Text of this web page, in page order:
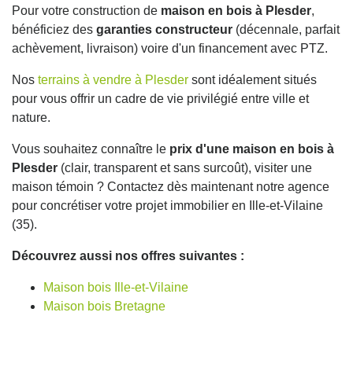
Pour votre construction de maison en bois à Plesder,
bénéficiez des garanties constructeur (décennale, parfait
achèvement, livraison) voire d'un financement avec PTZ.
Nos terrains à vendre à Plesder sont idéalement situés
pour vous offrir un cadre de vie privilégié entre ville et
nature.
Vous souhaitez connaître le prix d'une maison en bois à
Plesder (clair, transparent et sans surcoût), visiter une
maison témoin ? Contactez dès maintenant notre agence
pour concrétiser votre projet immobilier en Ille-et-Vilaine
(35).
Découvrez aussi nos offres suivantes :
Maison bois Ille-et-Vilaine
Maison bois Bretagne